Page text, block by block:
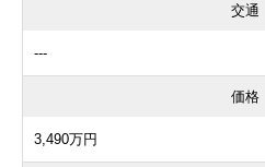
交通
---
価格
3,490万円